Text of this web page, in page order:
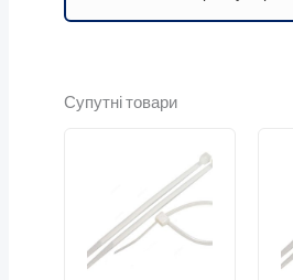
Супутні товари